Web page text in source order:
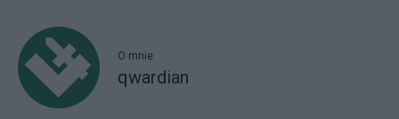
O mnie
qwardian